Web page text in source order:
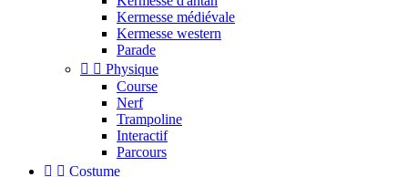
Kermesse médiévale
Kermesse western
Parade
  Physique
Course
Nerf
Trampoline
Interactif
Parcours
  Costume